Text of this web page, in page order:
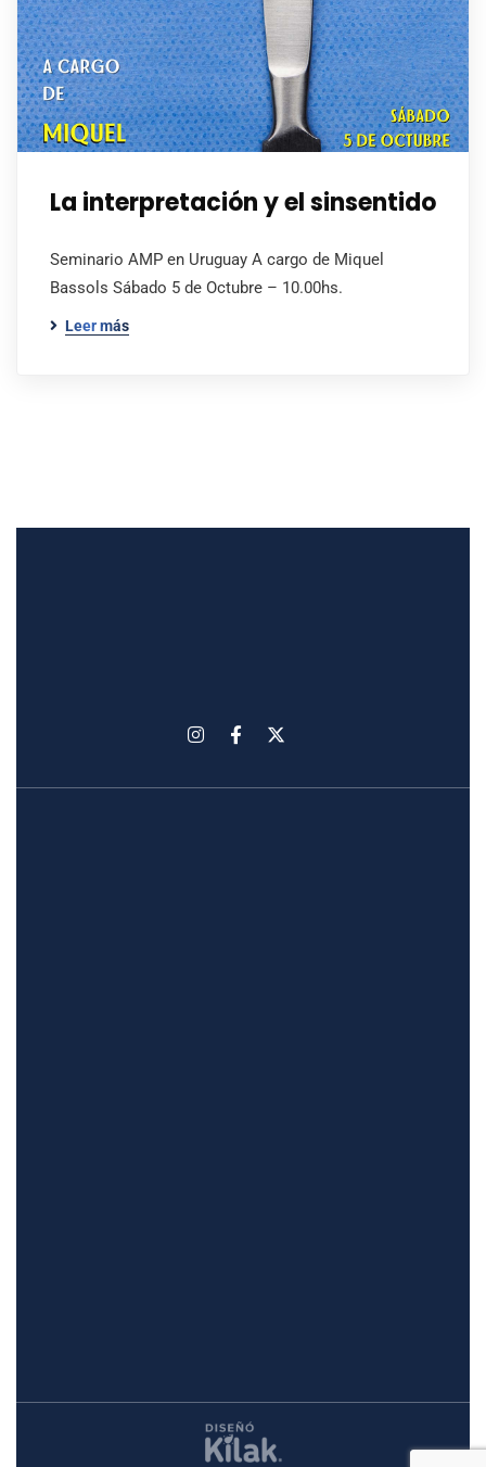
La interpretación y el sinsentido
Seminario AMP en Uruguay A cargo de Miquel
Bassols Sábado 5 de Octubre – 10.00hs.
Leer más